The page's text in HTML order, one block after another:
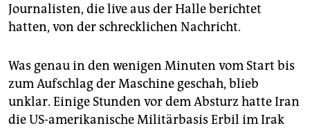
Journalisten, die live aus der Halle berichtet
hatten, von der schrecklichen Nachricht.
Was genau in den wenigen Minuten vom Start bis
zum Aufschlag der Maschine geschah, blieb
unklar. Einige Stunden vor dem Absturz hatte Iran
die US-amerikanische Militärbasis Erbil im Irak